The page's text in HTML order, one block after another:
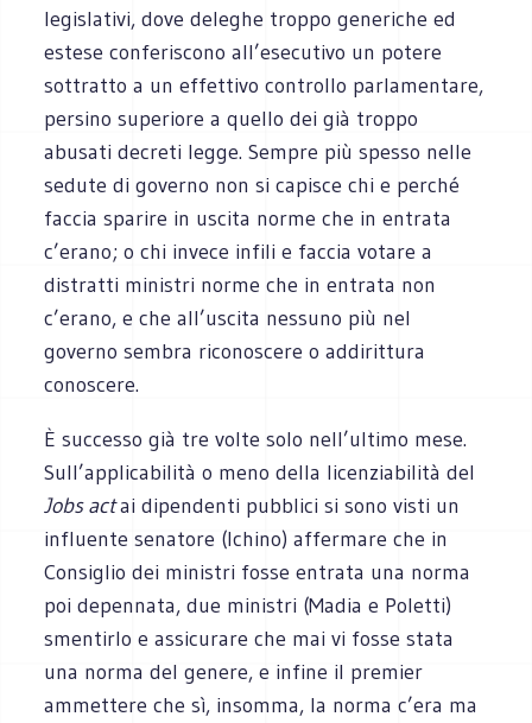
legislativi, dove deleghe troppo generiche ed
estese conferiscono all’esecutivo un potere
sottratto a un effettivo controllo parlamentare,
persino superiore a quello dei già troppo
abusati decreti legge. Sempre più spesso nelle
sedute di governo non si capisce chi e perché
faccia sparire in uscita norme che in entrata
c’erano; o chi invece infili e faccia votare a
distratti ministri norme che in entrata non
c’erano, e che all’uscita nessuno più nel
governo sembra riconoscere o addirittura
conoscere.
È successo già tre volte solo nell’ultimo mese.
Sull’applicabilità o meno della licenziabilità del
Jobs actai dipendenti pubblici si sono visti un
influente senatore (Ichino) affermare che in
Consiglio dei ministri fosse entrata una norma
poi depennata, due ministri (Madia e Poletti)
smentirlo e assicurare che mai vi fosse stata
una norma del genere, e infine il premier
ammettere che sì, insomma, la norma c’era ma